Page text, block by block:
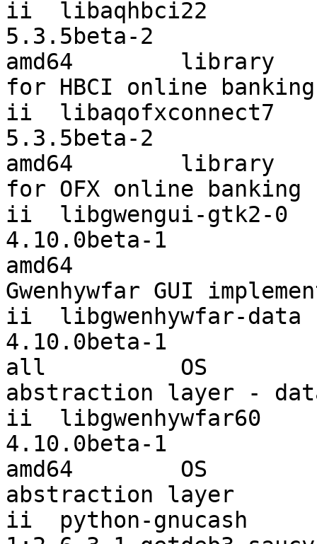
ii  libaqhbci22
5.3.5beta-2
amd64        library
for HBCI online banking
ii  libaqofxconnect7
5.3.5beta-2
amd64        library
for OFX online banking
ii  libgwengui-gtk2-0
4.10.0beta-1
amd64
Gwenhywfar GUI
ii  libgwenhywfar-data
4.10.0beta-1
all          OS
abstraction layer -
ii  libgwenhywfar60
4.10.0beta-1
amd64        OS
abstraction layer
ii  python-gnucash